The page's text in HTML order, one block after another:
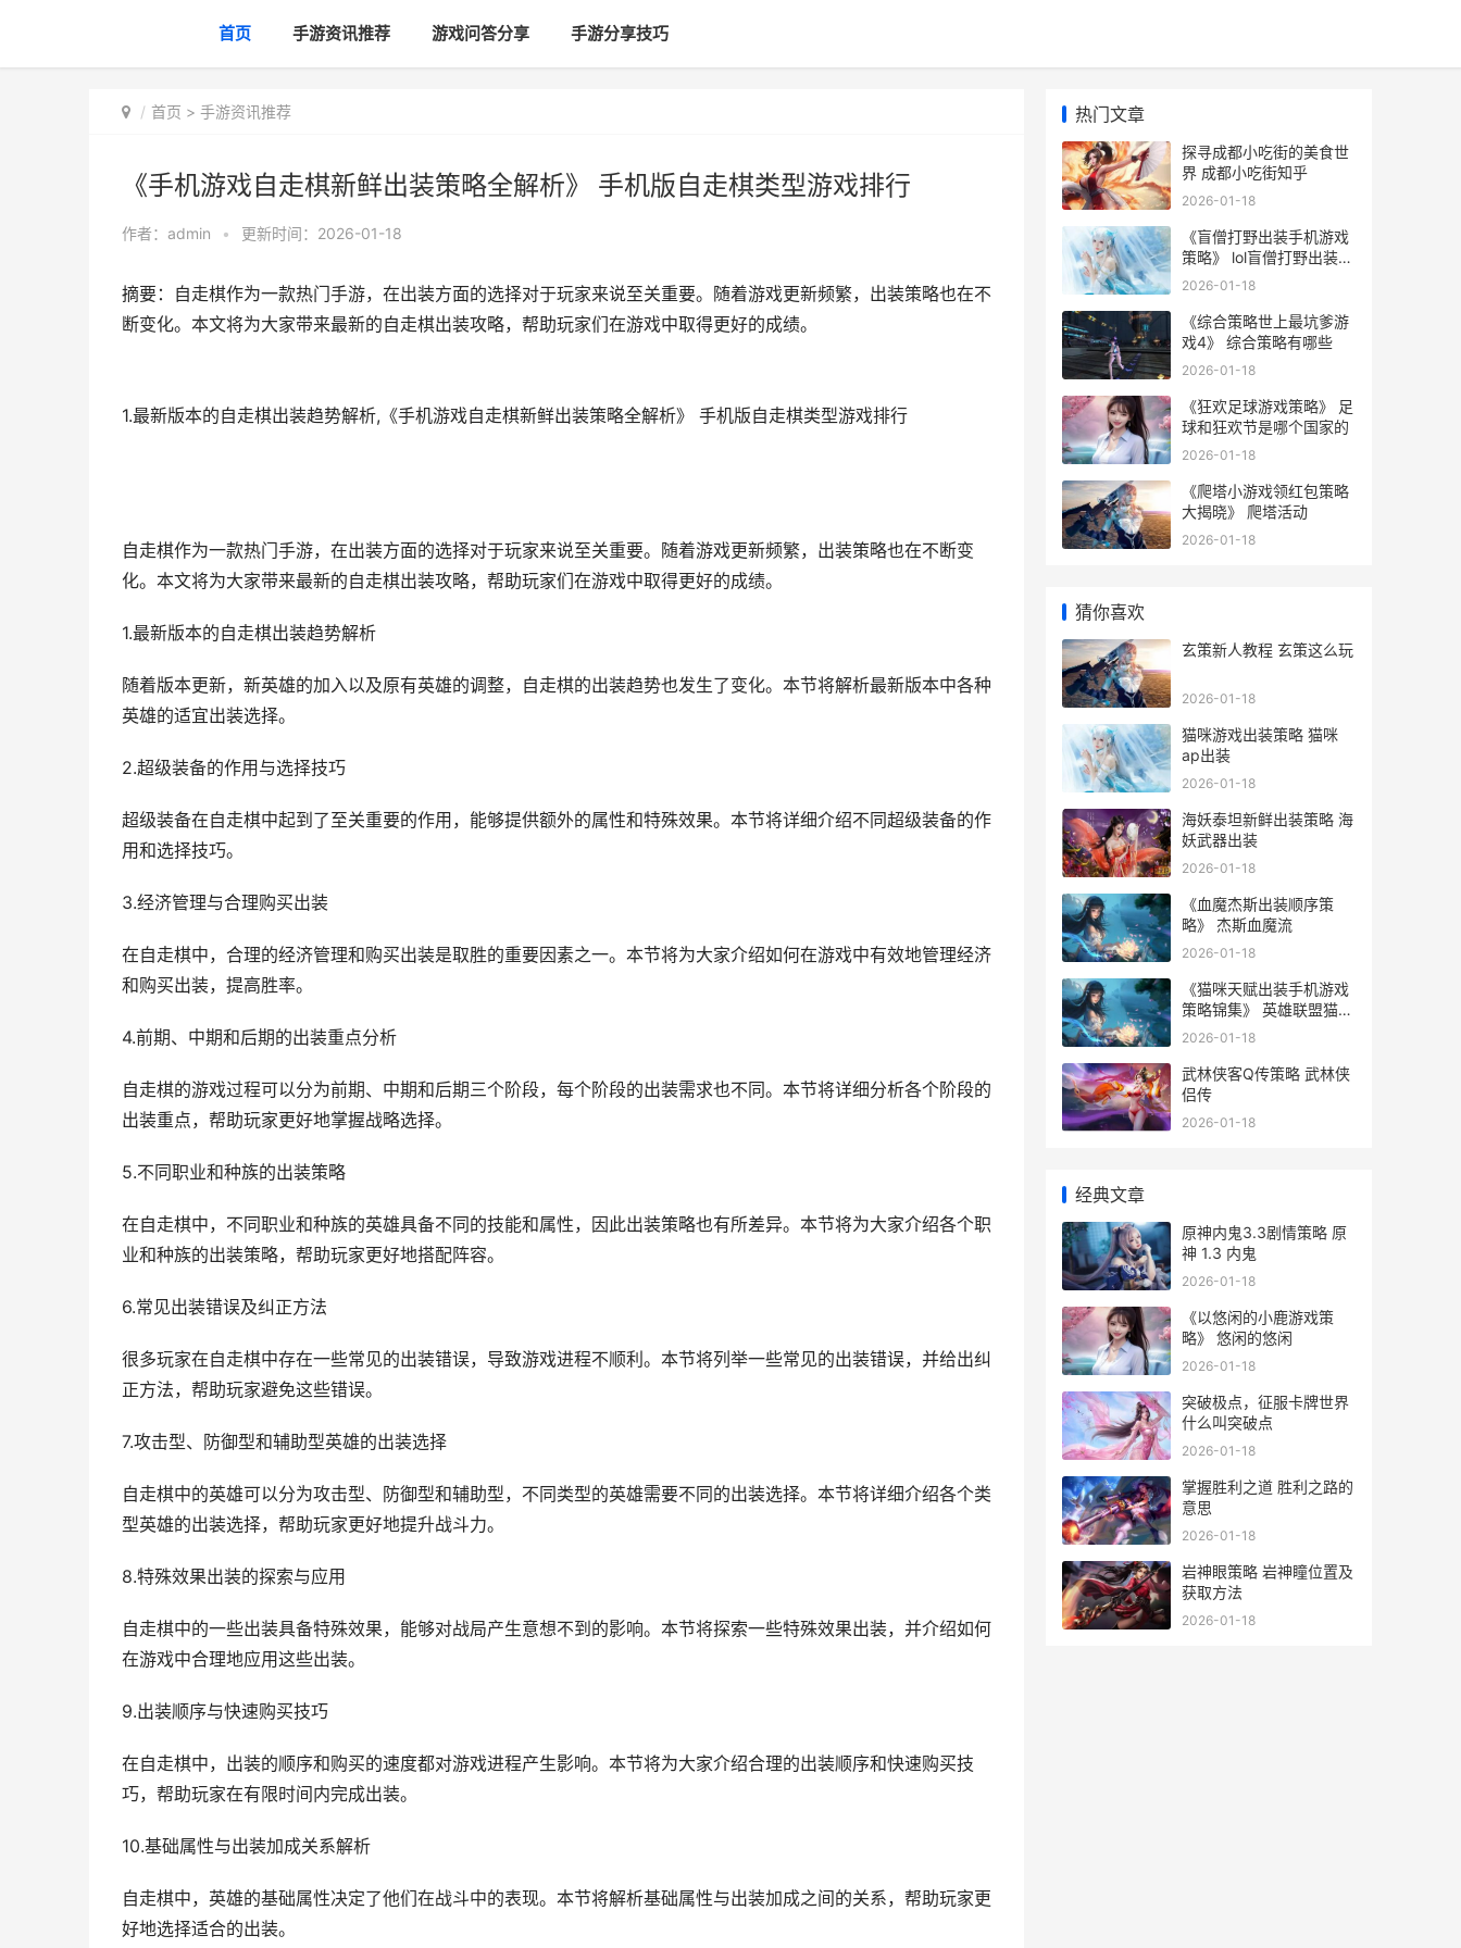
首页 手游资讯推荐 游戏问答分享 手游分享技巧
首页 > 手游资讯推荐
《手机游戏自走棋新鲜出装策略全解析》 手机版自走棋类型游戏排行
作者： admin • 更新时间：2026-01-18
摘要：自走棋作为一款热门手游，在出装方面的选择对于玩家来说至关重要。随着游戏更新频繁，出装策略也在不
断变化。本文将为大家带来最新的自走棋出装攻略，帮助玩家们在游戏中取得更好的成绩。
1.最新版本的自走棋出装趋势解析,《手机游戏自走棋新鲜出装策略全解析》 手机版自走棋类型游戏排行
自走棋作为一款热门手游，在出装方面的选择对于玩家来说至关重要。随着游戏更新频繁，出装策略也在不断变
化。本文将为大家带来最新的自走棋出装攻略，帮助玩家们在游戏中取得更好的成绩。
1.最新版本的自走棋出装趋势解析
随着版本更新，新英雄的加入以及原有英雄的调整，自走棋的出装趋势也发生了变化。本节将解析最新版本中各种
英雄的适宜出装选择。
2.超级装备的作用与选择技巧
超级装备在自走棋中起到了至关重要的作用，能够提供额外的属性和特殊效果。本节将详细介绍不同超级装备的作
用和选择技巧。
3.经济管理与合理购买出装
在自走棋中，合理的经济管理和购买出装是取胜的重要因素之一。本节将为大家介绍如何在游戏中有效地管理经济
和购买出装，提高胜率。
4.前期、中期和后期的出装重点分析
自走棋的游戏过程可以分为前期、中期和后期三个阶段，每个阶段的出装需求也不同。本节将详细分析各个阶段的
出装重点，帮助玩家更好地掌握战略选择。
5.不同职业和种族的出装策略
在自走棋中，不同职业和种族的英雄具备不同的技能和属性，因此出装策略也有所差异。本节将为大家介绍各个职
业和种族的出装策略，帮助玩家更好地搭配阵容。
6.常见出装错误及纠正方法
很多玩家在自走棋中存在一些常见的出装错误，导致游戏进程不顺利。本节将列举一些常见的出装错误，并给出纠
正方法，帮助玩家避免这些错误。
7.攻击型、防御型和辅助型英雄的出装选择
自走棋中的英雄可以分为攻击型、防御型和辅助型，不同类型的英雄需要不同的出装选择。本节将详细介绍各个类
型英雄的出装选择，帮助玩家更好地提升战斗力。
8.特殊效果出装的探索与应用
自走棋中的一些出装具备特殊效果，能够对战局产生意想不到的影响。本节将探索一些特殊效果出装，并介绍如何
在游戏中合理地应用这些出装。
9.出装顺序与快速购买技巧
在自走棋中，出装的顺序和购买的速度都对游戏进程产生影响。本节将为大家介绍合理的出装顺序和快速购买技
巧，帮助玩家在有限时间内完成出装。
10.基础属性与出装加成关系解析
自走棋中，英雄的基础属性决定了他们在战斗中的表现。本节将解析基础属性与出装加成之间的关系，帮助玩家更
好地选择适合的出装。
热门文章
探寻成都小吃街的美食世
界 成都小吃街知乎
2026-01-18
《盲僧打野出装手机游戏
策略》 lol盲僧打野出装顺
序图
2026-01-18
《综合策略世上最坑爹游
戏4》 综合策略有哪些
2026-01-18
《狂欢足球游戏策略》 足
球和狂欢节是哪个国家的
2026-01-18
《爬塔小游戏领红包策略
大揭晓》 爬塔活动
2026-01-18
猜你喜欢
玄策新人教程 玄策这么玩
2026-01-18
猫咪游戏出装策略 猫咪
ap出装
2026-01-18
海妖泰坦新鲜出装策略 海
妖武器出装
2026-01-18
《血魔杰斯出装顺序策
略》 杰斯血魔流
2026-01-18
《猫咪天赋出装手机游戏
策略锦集》 英雄联盟猫咪
天赋出装
2026-01-18
武林侠客Q传策略 武林侠
侣传
2026-01-18
经典文章
原神内鬼3.3剧情策略 原
神 1.3 内鬼
2026-01-18
《以悠闲的小鹿游戏策
略》 悠闲的悠闲
2026-01-18
突破极点，征服卡牌世界
什么叫突破点
2026-01-18
掌握胜利之道 胜利之路的
意思
2026-01-18
岩神眼策略 岩神瞳位置及
获取方法
2026-01-18